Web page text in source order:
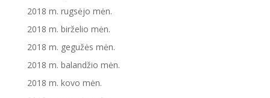
2018 m. rugsėjo mėn.
2018 m. birželio mėn.
2018 m. gegužės mėn.
2018 m. balandžio mėn.
2018 m. kovo mėn.